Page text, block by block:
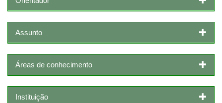
Assunto
Áreas de conhecimento
Instituição